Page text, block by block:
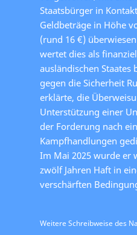
Staatsbürger in
Geldbeträge in Höhe
(rund 16 €)
wertet dies als
ausländischen Staates
gegen die Sicherheit
erklärte, die
Unterstützung einer
der Forderung nach
Kampfhandlungen
Im Mai 2025 wurde er
zwölf Jahren Haft in
verschärften
Weitere Schreibweise des